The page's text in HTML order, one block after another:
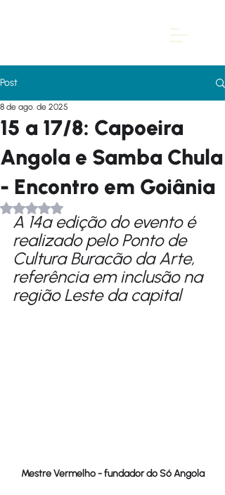
Post
15 a 17/8: Capoeira
Angola e Samba Chula
- Encontro em Goiânia
8 de ago. de 2025
Avaliado com NaN de 5 estrelas.
A 14ª edição do evento é
realizado pelo Ponto de
Cultura Buracão da Arte,
referência em inclusão na
região Leste da capital
Mestre Vermelho - fundador do Só Angola